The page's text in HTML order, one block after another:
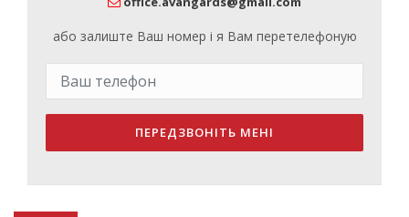
або залиште Ваш номер і я Вам перетелефоную
ПЕРЕДЗВОНІТЬ МЕНІ